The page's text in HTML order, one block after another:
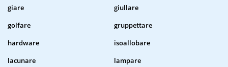
giare
giullare
golfare
gruppettare
hardware
isoallobare
lacunare
lampare